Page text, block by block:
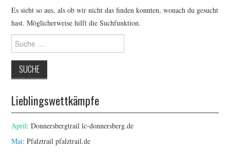
LAUF-ABC
ERGEBNISSE
LAUFTREFF HAHNHEIM
TRAINING
KONTAKT, IMPRESSUM,
Es sieht so aus, als ob wir nicht das finden konnten, wonach du gesucht
hast. Möglicherweise hilft die Suchfunktion.
Suche
nach:
Lieblingswettkämpfe
April: Donnersbergtraillc-donnersberg.de
Mai: Pfalztrailpfalztrail.de